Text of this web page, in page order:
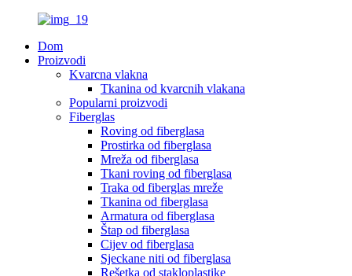
Dom
Proizvodi
Kvarcna vlakna
Tkanina od kvarcnih vlakana
Popularni proizvodi
Fiberglas
Roving od fiberglasa
Prostirka od fiberglasa
Mreža od fiberglasa
Tkani roving od fiberglasa
Traka od fiberglas mreže
Tkanina od fiberglasa
Armatura od fiberglasa
Štap od fiberglasa
Cijev od fiberglasa
Sjeckane niti od fiberglasa
Rešetka od stakloplastike